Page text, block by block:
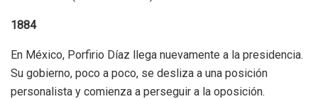
1884
En México, Porfirio Díaz llega nuevamente a la presidencia.
Su gobierno, poco a poco, se desliza a una posición
personalista y comienza a perseguir a la oposición.